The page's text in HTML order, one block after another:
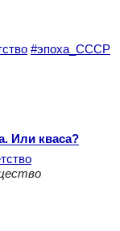
#эпоха_СССР
Или кваса?